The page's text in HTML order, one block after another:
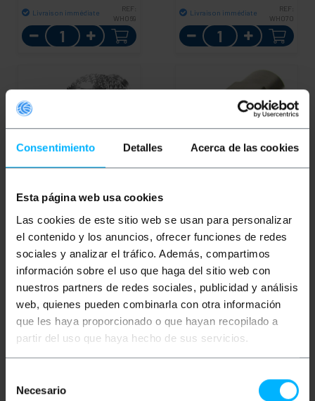
Consentimiento Detalles Acerca de las cookies
Esta página web usa cookies
Las cookies de este sitio web se usan para personalizar
el contenido y los anuncios, ofrecer funciones de redes
sociales y analizar el tráfico. Además, compartimos
información sobre el uso que haga del sitio web con
nuestros partners de redes sociales, publicidad y análisis
web, quienes pueden combinarla con otra información
que les haya proporcionado o que hayan recopilado a
partir del uso que haya hecho de sus servicios.
Necesario
Livraison immédiate
REF:
WH069
Quantité
Livraison immédiate
REF:
WH070
Quantité
OUTLET95%
FME-Mâle/Femelle-
PVP
2,66€
0,13€
PVD
2,33 €
0,12€
Livraison immédiate
REF:
Quantité
FME-Mâle/FME-Mâle
PVP
1,32€
0,20€
PVD
1,17€
0,18€
Livraison immédiate
Quantité